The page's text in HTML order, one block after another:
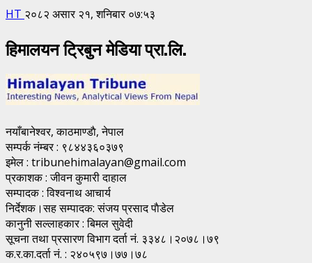
HT २०८२ असार २१, शनिबार ०७:५३
हिमालयन ट्रिबुन मेडिया प्रा.लि.
नयाँबानेश्वर, काठमाण्डाै, नेपाल
सम्पर्क नंम्बर : ९८४४३६०३७९
इमेल : tribunehimalayan@gmail.com
प्रकाशक : जीवन कुमारी दाहाल
सम्पादक : विश्वनाथ आचार्य
निर्देशक।सह सम्पादक: संजय प्रसाद पाैडेल
कानुनी सल्लाहकार : बिमल सुवेदी
सूचना तथा प्रसारण विभाग दर्ता नं. ३३४८।२०७८।७९
क.र.का.दर्ता नं. : २४०५९७।७७।७८